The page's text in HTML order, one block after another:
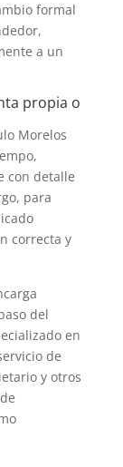
formal
a un
propia o
Morelos
con detalle
para
correcta y
del
en
de
y otros